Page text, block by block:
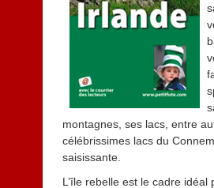
montagnes, ses lacs, entre
célébrissimes lacs du
saisissante.
L’île rebelle est le cadre idéal